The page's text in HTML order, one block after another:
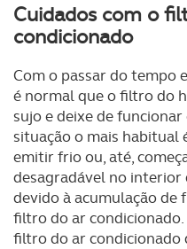
Cuidados com o
condicionado
Com o passar do tempo
é normal que o filtro do
sujo e deixe de
situação o mais habitual
emitir frio ou, até,
desagradável no
devido à acumulação de
filtro do ar
filtro do ar condicionado